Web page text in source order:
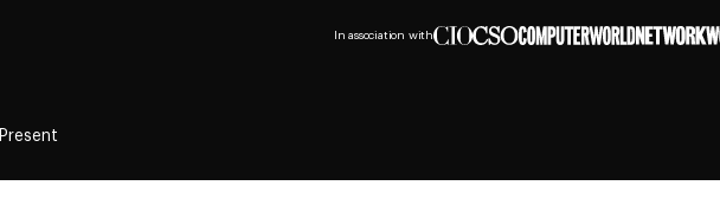
In association with
Present